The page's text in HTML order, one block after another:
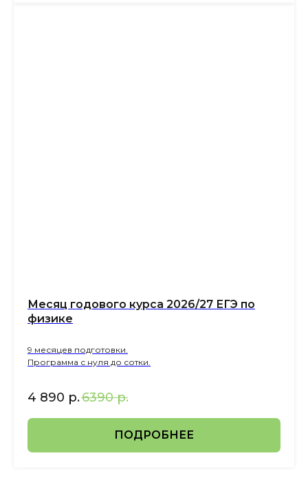
Ме сяц годового курса 2026/27 ЕГЭ по
физике
9 месяцев подготовки.
Программа с нуля до сотки.
4 890 р.6390 р.
ПОДРОБНЕЕ